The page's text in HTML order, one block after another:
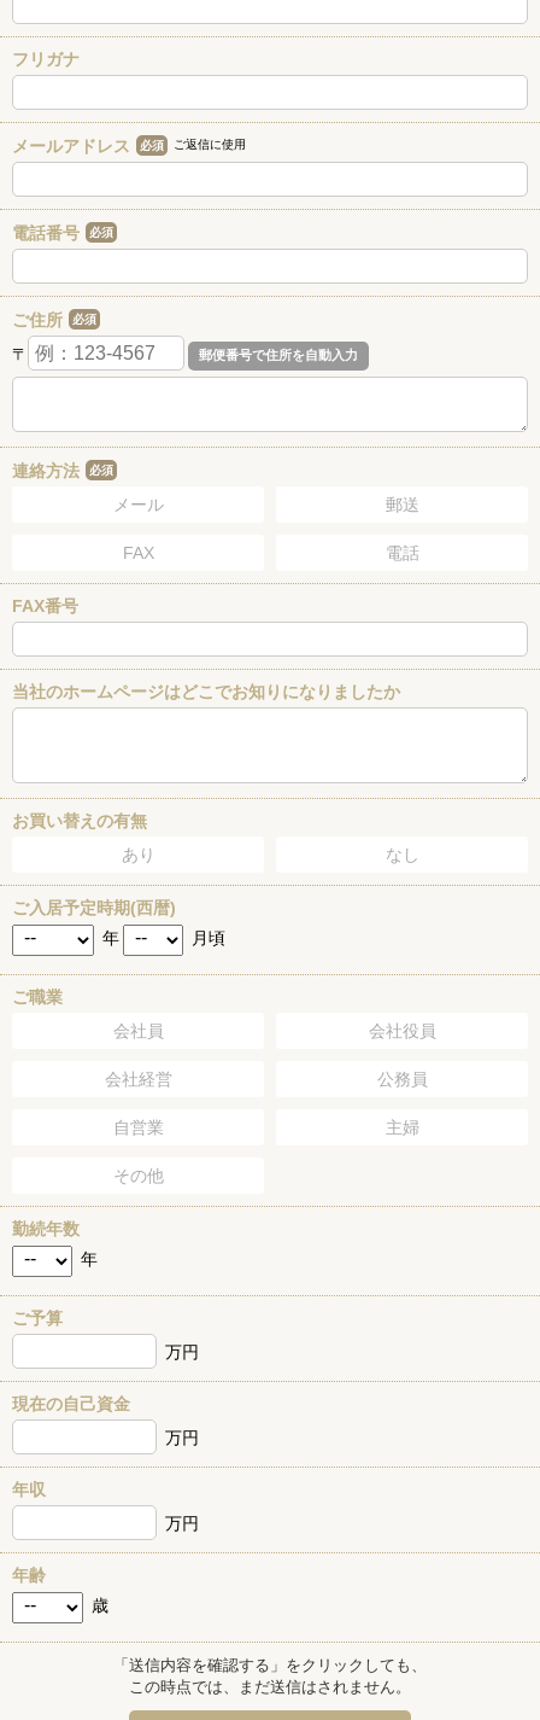
フリガナ
メールアドレス 必須 ご返信に使用
電話番号 必須
ご住所 必須
〒
連絡方法 必須
メール 郵送
FAX 電話
FAX番号
当社のホームページはどこでお知りになりましたか
お買い替えの有無
あり
なし
ご入居予定時期(西暦)
年
月頃
ご職業
会社員
会社役員
会社経営 公務員
自営業 主婦
その他
勤続年数
年
ご予算
万円
現在の自己資金
万円
年収
万円
年齢
歳
「送信内容を確認する」をクリックしても、
この時点では、まだ送信はされません。